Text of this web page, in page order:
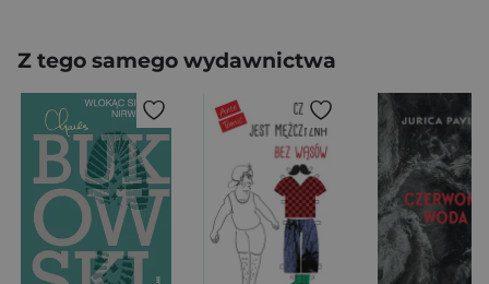
Z tego samego wydawnictwa